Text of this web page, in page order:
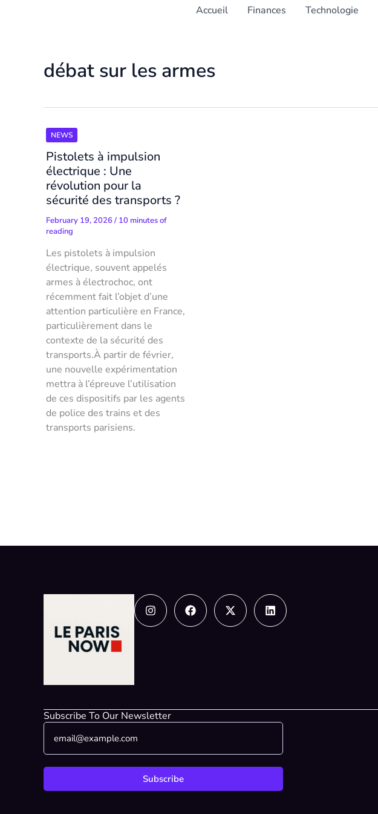
Accueil Finances Technologie
débat sur les armes
NEWS
Pistolets à impulsion
électrique : Une
révolution pour la
sécurité des transports ?
February 19, 2026/ 10 minutes of
reading
Les pistolets à impulsion
électrique, souvent appelés
armes à électrochoc, ont
récemment fait l’objet d’une
attention particulière en France,
particulièrement dans le
contexte de la sécurité des
transports.À partir de février,
une nouvelle expérimentation
mettra à l’épreuve l’utilisation
de ces dispositifs par les agents
de police des trains et des
transports parisiens.
InstagramFacebookX-
twitter
Linkedin
Subscribe To Our Newsletter
E
a
i
*
E
a
*
Subscribe